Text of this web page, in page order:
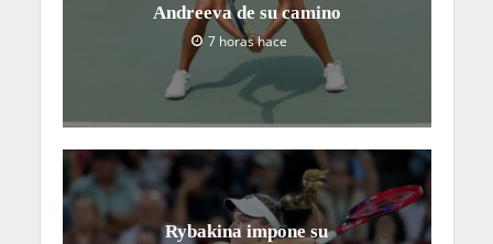
Andreeva de su camino
7 horas hace
Rybakina impone su